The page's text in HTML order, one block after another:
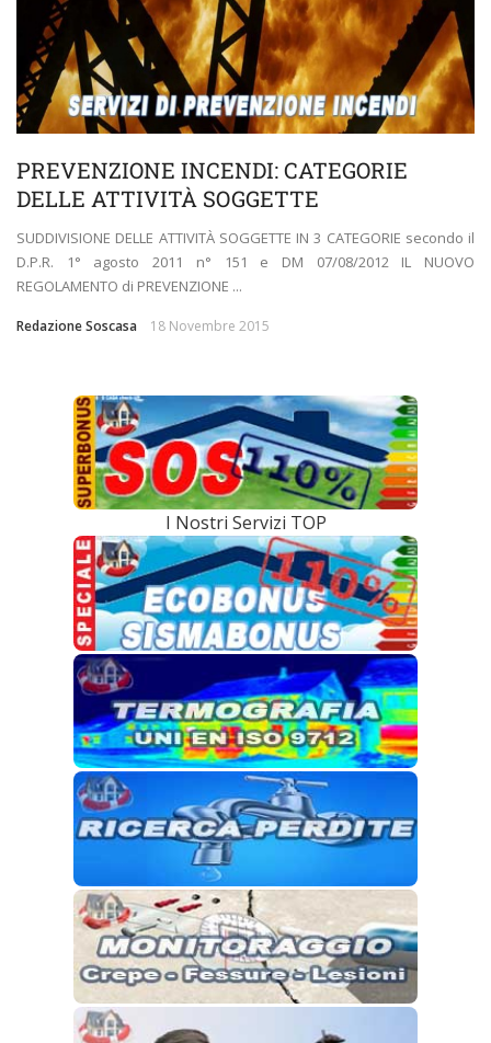
PREVENZIONE INCENDI: CATEGORIE
DELLE ATTIVITÀ SOGGETTE
SUDDIVISIONE DELLE ATTIVITÀ SOGGETTE IN 3 CATEGORIE secondo il
D.P.R. 1° agosto 2011 n° 151 e DM 07/08/2012 IL NUOVO
REGOLAMENTO di PREVENZIONE ...
Redazione Soscasa 18 Novembre 2015
I Nostri Servizi TOP